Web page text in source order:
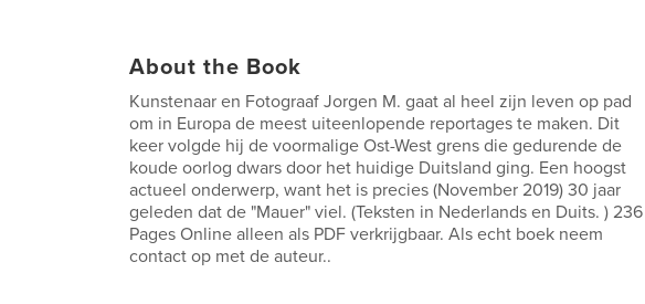
About the Book
Kunstenaar en Fotograaf Jorgen M. gaat al heel zijn leven op pad
om in Europa de meest uiteenlopende reportages te maken. Dit
keer volgde hij de voormalige Ost-West grens die gedurende de
koude oorlog dwars door het huidige Duitsland ging. Een hoogst
actueel onderwerp, want het is precies (November 2019) 30 jaar
geleden dat de "Mauer" viel. (Teksten in Nederlands en Duits. ) 236
Pages Online alleen als PDF verkrijgbaar. Als echt boek neem
contact op met de auteur..